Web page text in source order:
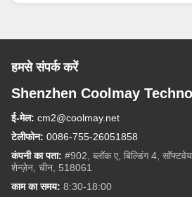
हमसे संपर्क करें
Shenzhen Coolmay
ई-मेल: cm2@coolmay.net
टेलीफोन: 0086-755-26051858
कंपनी का पता: #902, ब्लॉक ए, बिल्डिंग 4,
शेन्ज़ेन, चीन, 518061
काम का समय: 8:30-18:00